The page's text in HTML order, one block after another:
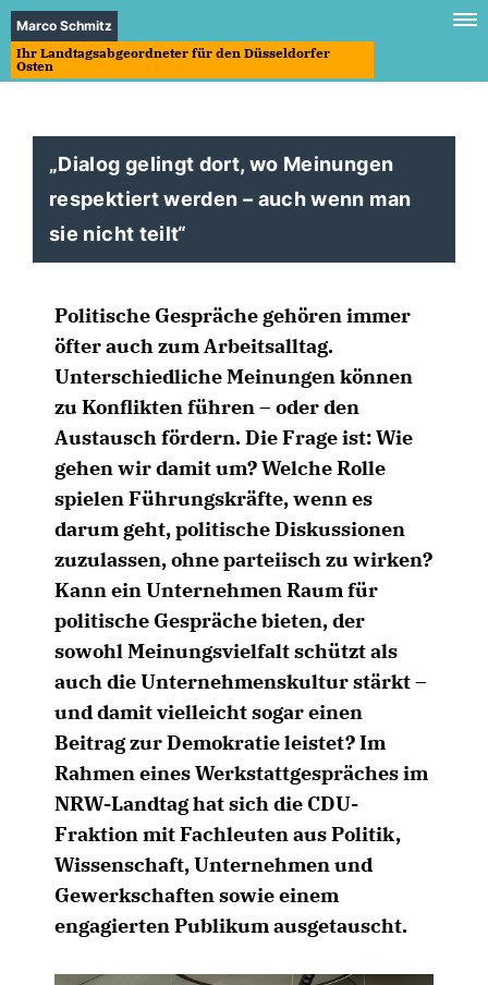
Marco Schmitz
Ihr Landtagsabgeordneter für den Düsseldorfer
Osten
Dialog gelingt dort, wo Meinungen
respektiert werden – auch wenn man
sie nicht teilt“
Politische Gespräche gehören immer
öfter auch zum Arbeitsalltag.
Unterschiedliche Meinungen können
zu Konflikten führen – oder den
Austausch fördern. Die Frage ist: Wie
gehen wir damit um? Welche Rolle
spielen Führungskräfte, wenn es
darum geht, politische Diskussionen
zuzulassen, ohne parteiisch zu wirken?
Kann ein Unternehmen Raum für
politische Gespräche bieten, der
sowohl Meinungsvielfalt schützt als
auch die Unternehmenskultur stärkt –
und damit vielleicht sogar einen
Beitrag zur Demokratie leistet? Im
Rahmen eines Werkstattgespräches im
NRW-Landtag hat sich die CDU-
Fraktion mit Fachleuten aus Politik,
Wissenschaft, Unternehmen und
Gewerkschaften sowie einem
engagierten Publikum ausgetauscht.